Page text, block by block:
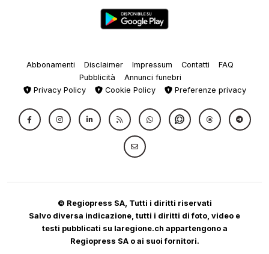
Abbonamenti Disclaimer Impressum Contatti
FAQ
Pubblicità
Annunci funebri
Privacy Policy
Cookie Policy Preferenze privacy
© Regiopress SA, Tutti i diritti riservati
Salvo diversa indicazione, tutti i diritti di foto, video e
testi pubblicati su laregione.ch appartengono a
Regiopress SA o ai suoi fornitori.